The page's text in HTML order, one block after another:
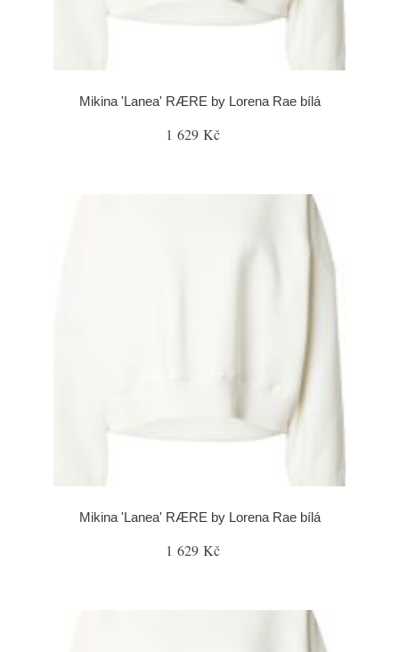
Mikina 'Lanea' RÆRE by Lorena Rae bílá
1 629 Kč
Mikina 'Lanea' RÆRE by Lorena Rae bílá
1 629 Kč